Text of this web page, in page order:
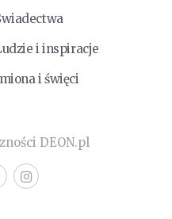
i inspiracje
i święci
DEON.pl